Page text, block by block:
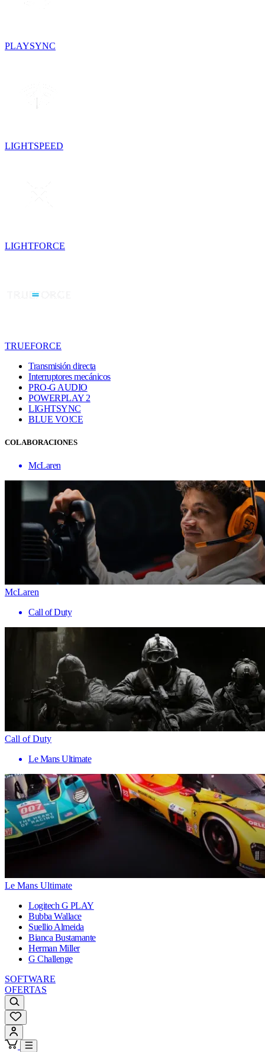
PLAYSYNC
LIGHTSPEED
LIGHTFORCE
TRUEFORCE
Transmisión directa
Interruptores mecánicos
PRO-G AUDIO
POWERPLAY 2
LIGHTSYNC
BLUE VO!CE
COLABORACIONES
McLaren
McLaren
Call of Duty
Call of Duty
Le Mans Ultimate
Le Mans Ultimate
Logitech G PLAY
Bubba Wallace
Suellio Almeida
Bianca Bustamante
Herman Miller
G Challenge
SOFTWARE
OFERTAS